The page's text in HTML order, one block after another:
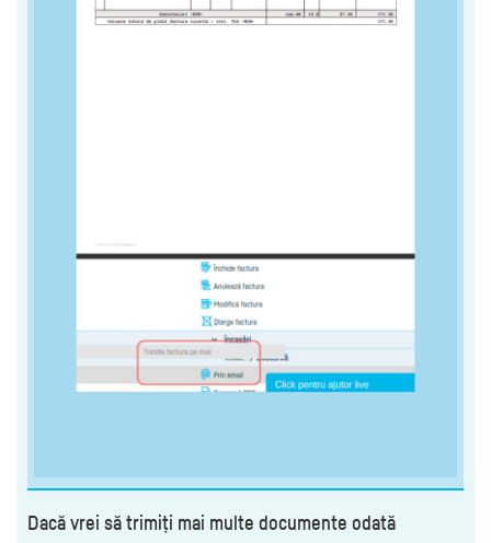
Dacă vrei să trimiți mai multe documente odată